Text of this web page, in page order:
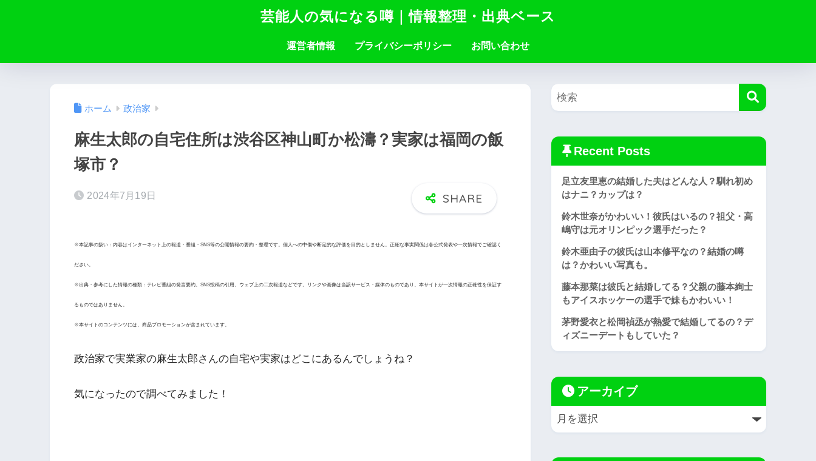
芸能人の気になる噂｜情報整理・出典ベース
運営者情報 プライバシーポリシー お問い合わせ
ホーム 政治家
麻生太郎の自宅住所は渋谷区神山町か松濤？実家は福岡の飯
塚市？
2024年7月19日
※本記事の扱い：内容はインターネット上の報道・番組・SNS等の公開情報の要約・整理です。個人への中傷や断定的な評価を目的としません。正確な事実関係は各公式発表や一次情報でご確認く
ださい。
※出典・参考にした情報の種類：テレビ番組の発言要約、SNS投稿の引用、ウェブ上の二次報道などです。リンクや画像は当該サービス・媒体のものであり、本サイトが一次情報の正確性を保証す
るものではありません。
※本サイトのコンテンツには、商品プロモーションが含まれています。
政治家で実業家の麻生太郎さんの自宅や実家はどこにあるんでしょうね？
気になったので調べてみました！
Recent Posts
足立友里恵の結婚した夫はどんな人？馴れ初め
はナニ？カップは？
鈴木世奈がかわいい！彼氏はいるの？祖父・高
嶋守は元オリンピック選手だった？
鈴木亜由子の彼氏は山本修平なの？結婚の噂
は？かわいい写真も。
藤本那菜は彼氏と結婚してる？父親の藤本絢士
もアイスホッケーの選手で妹もかわいい！
茅野愛衣と松岡禎丞が熱愛で結婚してるの？デ
ィズニーデートもしていた？
アーカイブ